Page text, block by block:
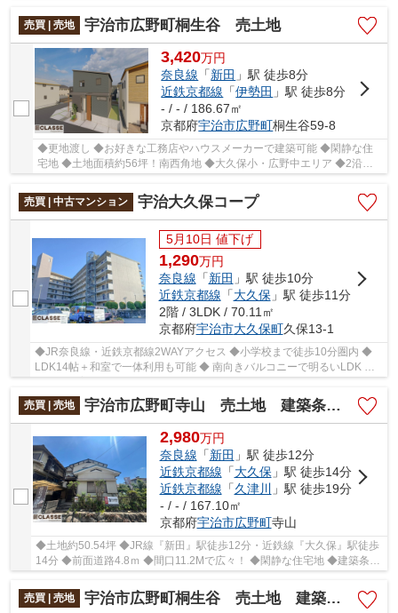
売買 | 売地 宇治市広野町桐生谷 売土地
3,420万円
奈良線 「新田 」駅 徒歩8分
近鉄京都線 「伊勢田 」駅 徒歩8分
- / - / 186.67㎡
京都府宇治市広野町桐生谷59-8
◆更地渡し ◆お好きな工務店やハウスメーカーで建築可能 ◆閑静な住
宅地 ◆土地面積約56坪！南西角地 ◆大久保小・広野中エリア ◆2沿線
(JR・近鉄)利用可能！徒歩10分圏内
売買 | 中古マンション
宇治大久保コープ
5月10日 値下げ
1,290万円
奈良線 「新田 」駅 徒歩10分
近鉄京都線 「大久保」駅 徒歩11分
2階 / 3LDK / 70.11㎡
京都府宇治市大久保町久保13-1
◆JR奈良線・近鉄京都線2WAYアクセス ◆小学校まで徒歩10分圏内 ◆
LDK14帖＋和室で一体利用も可能 ◆ 南向きバルコニーで明るいLDK ◆
ペット飼育可能（規約による制限あり） ◆リフォームご...
売買 | 売地
宇治市広野町寺山 売土地 建築条件無し
2,980万円
奈良線 「新田 」駅 徒歩12分
近鉄京都線 「大久保」駅 徒歩14分
近鉄京都線 「久津川 」駅 徒歩19分
- / - / 167.10㎡
京都府宇治市広野町寺山
◆土地約50.54坪 ◆JR線『新田』駅徒歩12分・近鉄線『大久保』駅徒歩
14分 ◆前面道路4.8ｍ ◆間口11.2Mで広々！ ◆閑静な住宅地 ◆建築条件
無し土地。建築プランお気軽にご相談承ります!
売買 | 売地
宇治市広野町桐生谷 売土地 建築条件無し